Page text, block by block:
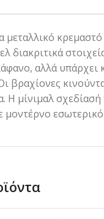
μεταλλικό
διακριτικά
αλλά υπάρχει
βραχίονες
Η μίνιμαλ σχεδίασή
μοντέρνο